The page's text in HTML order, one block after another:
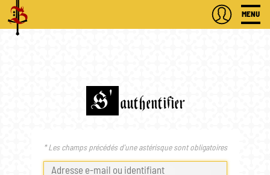
MENU
S' authentifier
* Les champs précédés d'une astérisque sont obligatoires